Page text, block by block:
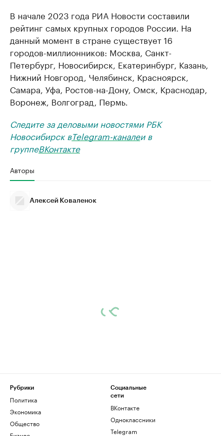
В начале 2023 года РИА Новости составили
рейтинг самых крупных городов России. На
данный момент в стране существует 16
городов-миллионников: Москва, Санкт-
Петербург, Новосибирск, Екатеринбург, Казань,
Нижний Новгород, Челябинск, Красноярск,
Самара, Уфа, Ростов-на-Дону, Омск, Краснодар,
Воронеж, Волгоград, Пермь.
Следите за деловыми новостями РБК
Новосибирск вTelegram-каналеи в
группеВКонтакте
Авторы
Алексей Коваленок
Рубрики
Политика
Экономика
Общество
Социальные
сети
ВКонтакте
Одноклассники
Telegram